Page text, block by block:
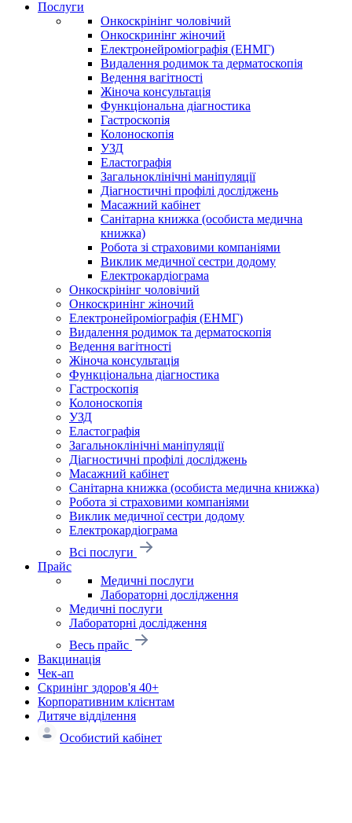
Послуги
Онкоскрінінг чоловічий
Онкоскринінг жіночий
Електронейроміографія (ЕНМГ)
Видалення родимок та дерматоскопія
Ведення вагітності
Жіноча консультація
Функціональна діагностика
Гастроскопія
Колоноскопія
УЗД
Еластографія
Загальноклінічні маніпуляції
Діагностичні профілі досліджень
Масажний кабінет
Санітарна книжка (особиста медична
книжка)
Робота зі страховими компаніями
Виклик медичної сестри додому
Електрокардіограма
Онкоскрінінг чоловічий
Онкоскринінг жіночий
Електронейроміографія (ЕНМГ)
Видалення родимок та дерматоскопія
Ведення вагітності
Жіноча консультація
Функціональна діагностика
Гастроскопія
Колоноскопія
УЗД
Еластографія
Загальноклінічні маніпуляції
Діагностичні профілі досліджень
Масажний кабінет
Санітарна книжка (особиста медична книжка)
Робота зі страховими компаніями
Виклик медичної сестри додому
Електрокардіограма
Всі послуги
Прайс
Медичні послуги
Лабораторні дослідження
Медичні послуги
Лабораторні дослідження
Весь прайс
Вакцинація
Чек-ап
Скринінг здоров'я 40+
Корпоративним клієнтам
Дитяче відділення
Особистий кабінет